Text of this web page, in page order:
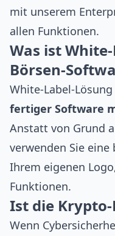
mit unserem
allen Funktionen.
Was ist
Börsen-
White-Label-
fertiger Software
Anstatt von Grund
verwenden Sie
Ihrem eigenen
Funktionen.
Ist die Krypto-
Wenn